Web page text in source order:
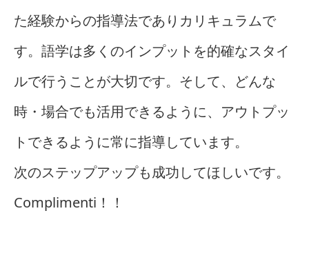
た経験からの指導法でありカリキュラムで
す。語学は多くのインプットを的確なスタイ
ルで行うことが大切です。そして、どんな
時・場合でも活用できるように、アウトプッ
トできるように常に指導しています。
次のステップアップも成功してほしいです。
Complimenti！！